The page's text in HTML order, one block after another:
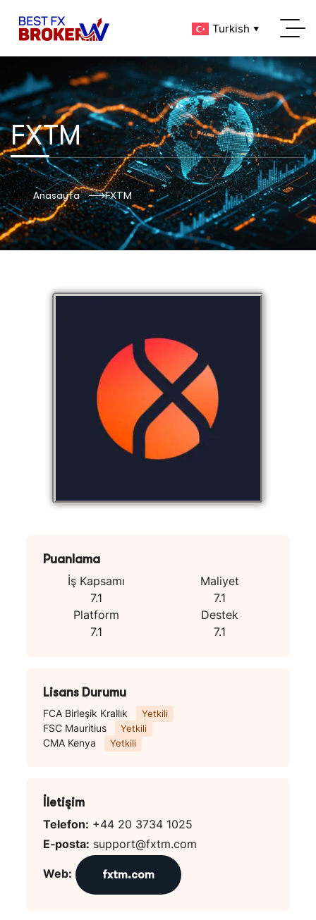
Turkish ▼
FXTM
Anasayfa FXTM
Puanlama
İş Kapsamı
7.1
Maliyet
7.1
Platform
7.1
Destek
7.1
Lisans Durumu
FCA Birleşik Krallık Yetkili
FSC Mauritius Yetkili
CMA Kenya Yetkili
İletişim
Telefon: +44 20 3734 1025
E‑posta: support@fxtm.com
Web: fxtm.com